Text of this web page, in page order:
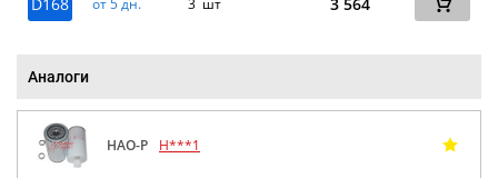
от 5 дн. 3 шт
Аналоги
HAO-P H***1